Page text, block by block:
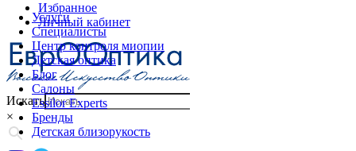
Избранное
Личный кабинет
Искать
×
Услуги
Специалисты
Центр контроля миопии
Детская оптика
Блог
Салоны
Essilor Experts
Бренды
Детская близорукость